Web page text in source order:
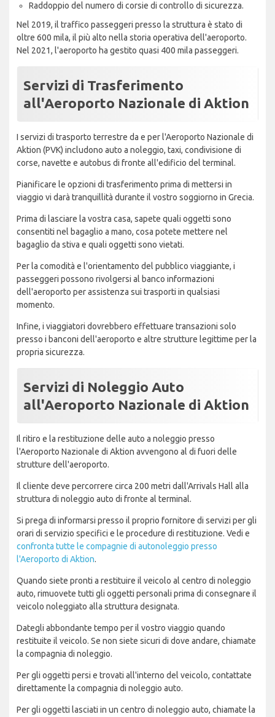
Raddoppio del numero di corsie di controllo di sicurezza.
Nel 2019, il traffico passeggeri presso la struttura è stato di
oltre 600 mila, il più alto nella storia operativa dell'aeroporto.
Nel 2021, l'aeroporto ha gestito quasi 400 mila passeggeri.
Servizi di Trasferimento
all'Aeroporto Nazionale di Aktion
I servizi di trasporto terrestre da e per l'Aeroporto Nazionale di
Aktion (PVK) includono auto a noleggio, taxi, condivisione di
corse, navette e autobus di fronte all'edificio del terminal.
Pianificare le opzioni di trasferimento prima di mettersi in
viaggio vi darà tranquillità durante il vostro soggiorno in Grecia.
Prima di lasciare la vostra casa, sapete quali oggetti sono
consentiti nel bagaglio a mano, cosa potete mettere nel
bagaglio da stiva e quali oggetti sono vietati.
Per la comodità e l'orientamento del pubblico viaggiante, i
passeggeri possono rivolgersi al banco informazioni
dell'aeroporto per assistenza sui trasporti in qualsiasi
momento.
Infine, i viaggiatori dovrebbero effettuare transazioni solo
presso i banconi dell'aeroporto e altre strutture legittime per la
propria sicurezza.
Servizi di Noleggio Auto
all'Aeroporto Nazionale di Aktion
Il ritiro e la restituzione delle auto a noleggio presso
l'Aeroporto Nazionale di Aktion avvengono al di fuori delle
strutture dell'aeroporto.
Il cliente deve percorrere circa 200 metri dall'Arrivals Hall alla
struttura di noleggio auto di fronte al terminal.
Si prega di informarsi presso il proprio fornitore di servizi per gli
orari di servizio specifici e le procedure di restituzione. Vedi e
confronta tutte le compagnie di autonoleggio presso
l'Aeroporto di Aktion.
Quando siete pronti a restituire il veicolo al centro di noleggio
auto, rimuovete tutti gli oggetti personali prima di consegnare il
veicolo noleggiato alla struttura designata.
Dategli abbondante tempo per il vostro viaggio quando
restituite il veicolo. Se non siete sicuri di dove andare, chiamate
la compagnia di noleggio.
Per gli oggetti persi e trovati all'interno del veicolo, contattate
direttamente la compagnia di noleggio auto.
Per gli oggetti lasciati in un centro di noleggio auto, chiamate la